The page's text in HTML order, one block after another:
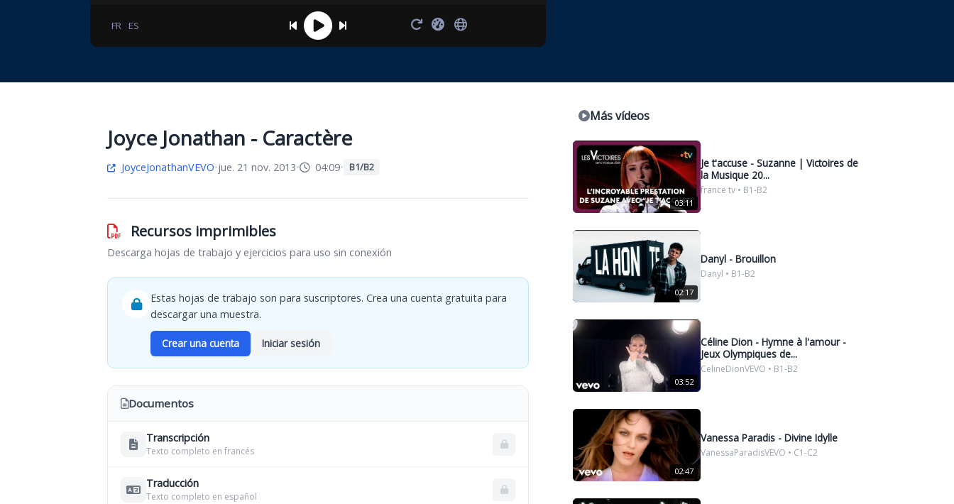
FR ES
Joyce Jonathan - Caractère
JoyceJonathanVEVO•jue. 21 nov. 2013• 04:09• B1/B2
Recursos imprimibles
Descarga hojas de trabajo y ejercicios para uso sin conexión
Estas hojas de trabajo son para suscriptores. Crea una cuenta gratuita para
descargar una muestra.
Crear una cuenta Iniciar sesión
Documentos
Transcripción
Texto completo en francés
Traducción
Texto completo en español
Más vídeos
03:11
Je t'accuse - Suzanne | Victoires de
la Musique 20...
france tv • B1-B2
02:17
Danyl - Brouillon
Danyl • B1-B2
03:52
Céline Dion - Hymne à l'amour -
Jeux Olympiques de...
CelineDionVEVO • B1-B2
02:47
Vanessa Paradis - Divine Idylle
VanessaParadisVEVO • C1-C2